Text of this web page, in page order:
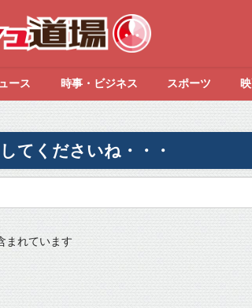
ース 時事・ビジネス スポーツ
てくださいね・・・
まれています